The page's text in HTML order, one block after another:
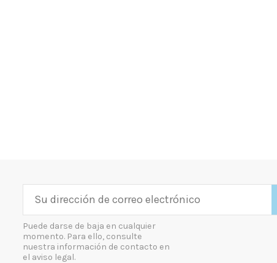
Puede darse de baja en cualquier
momento. Para ello, consulte
nuestra información de contacto en
el aviso legal.